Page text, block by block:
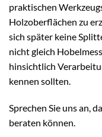
praktischen
Holzoberflächen zu
sich später keine
nicht gleich
hinsichtlich
kennen sollten.
Sprechen Sie uns an,
beraten können.